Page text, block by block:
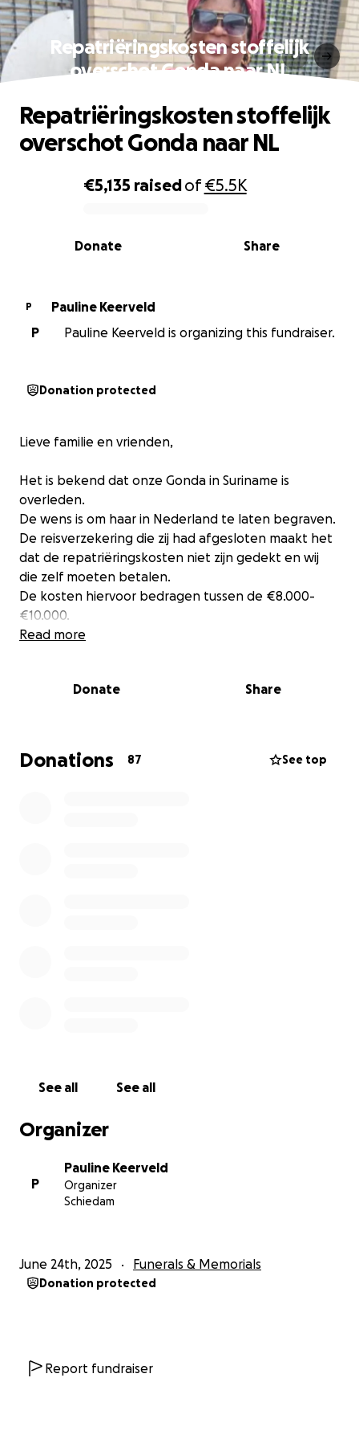
Repatriëringskosten stoffelijk
overschot Gonda naar NL
0% complete
€5,135 raisedof€5.5K
Share
Donate
Repatriëringskosten stoffelijk
overschot Gonda naar NL
P
Pauline Keerveld
P
Pauline Keerveld is organizing this fundraiser.
Donation protected
Lieve familie en vrienden,
Het is bekend dat onze Gonda in Suriname is
overleden.
De wens is om haar in Nederland te laten begraven.
De reisverzekering die zij had afgesloten maakt het
dat de repatriëringskosten niet zijn gedekt en wij
die zelf moeten betalen.
De kosten hiervoor bedragen tussen de €8.000-
€10.000.
Donaties van vrienden en kennissen, die Gonda een
Heel veel druppels kunnen een badkuip vullen.
Read more
Donate Share
Donations 87 See top
See all See all
Organizer
P
Pauline Keerveld
Organizer
Schiedam
June 24th, 2025 Funerals & Memorials
Donation protected
Report fundraiser